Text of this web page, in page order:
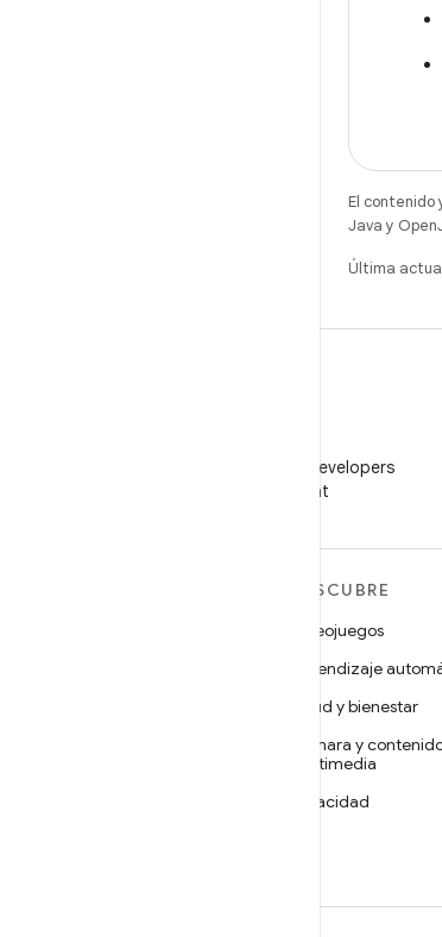
El contenido
Java y
Última
Sigue a Android Developers
en WeChat
DESCUBRE
Videojuegos
Aprendizaje
Salud y bienestar
Cámara y
multimedia
Privacidad